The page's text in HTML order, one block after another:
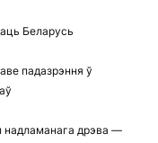
Беларусь
падазрэння ў
надламанага дрэва —